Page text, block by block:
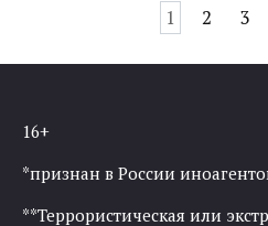
записям
1 2 3
16+
*признан в России
**Террористическая или